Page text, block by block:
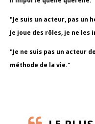
"Je suis un acteur, pas un
Je joue des rôles, je ne les
"Je ne suis pas un acteur
méthode de la vie."